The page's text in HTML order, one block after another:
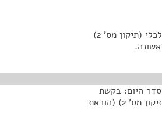
בקשת הממשלה להקדמת הדיון בהצעת חוק חדלות פירעון ושיקום כלכלי (תיקון מס' 2)
היום: בקשת
הממשלה להקדמת הדיון בהצעת חוק חדלות פירעון ושיקום כלכלי (תיקון מס' 2) (הוראת